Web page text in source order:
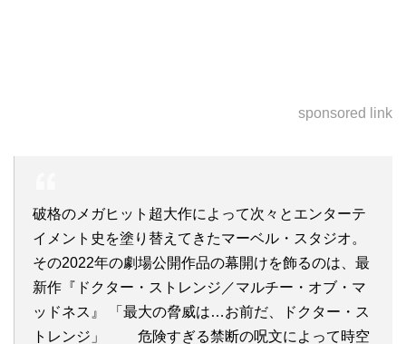
sponsored link
破格のメガヒット超大作によって次々とエンターテ
イメント史を塗り替えてきたマーベル・スタジオ。
その2022年の劇場公開作品の幕開けを飾るのは、最
新作『ドクター・ストレンジ／マルチー・オブ・マ
ッドネス』 「最大の脅威は…お前だ、ドクター・ス
トレンジ」 危険すぎる禁断の呪文によって時空